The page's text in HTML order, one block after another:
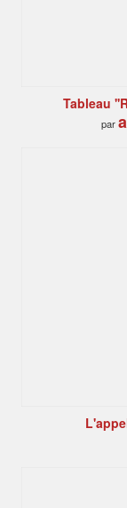
Tableau
par